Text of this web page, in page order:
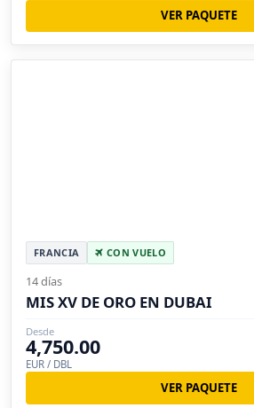
VER PAQUETE
FRANCIA CON VUELO
14 días
MIS XV DE ORO EN DUBAI
Desde
4,750.00
EUR / DBL
VER PAQUETE